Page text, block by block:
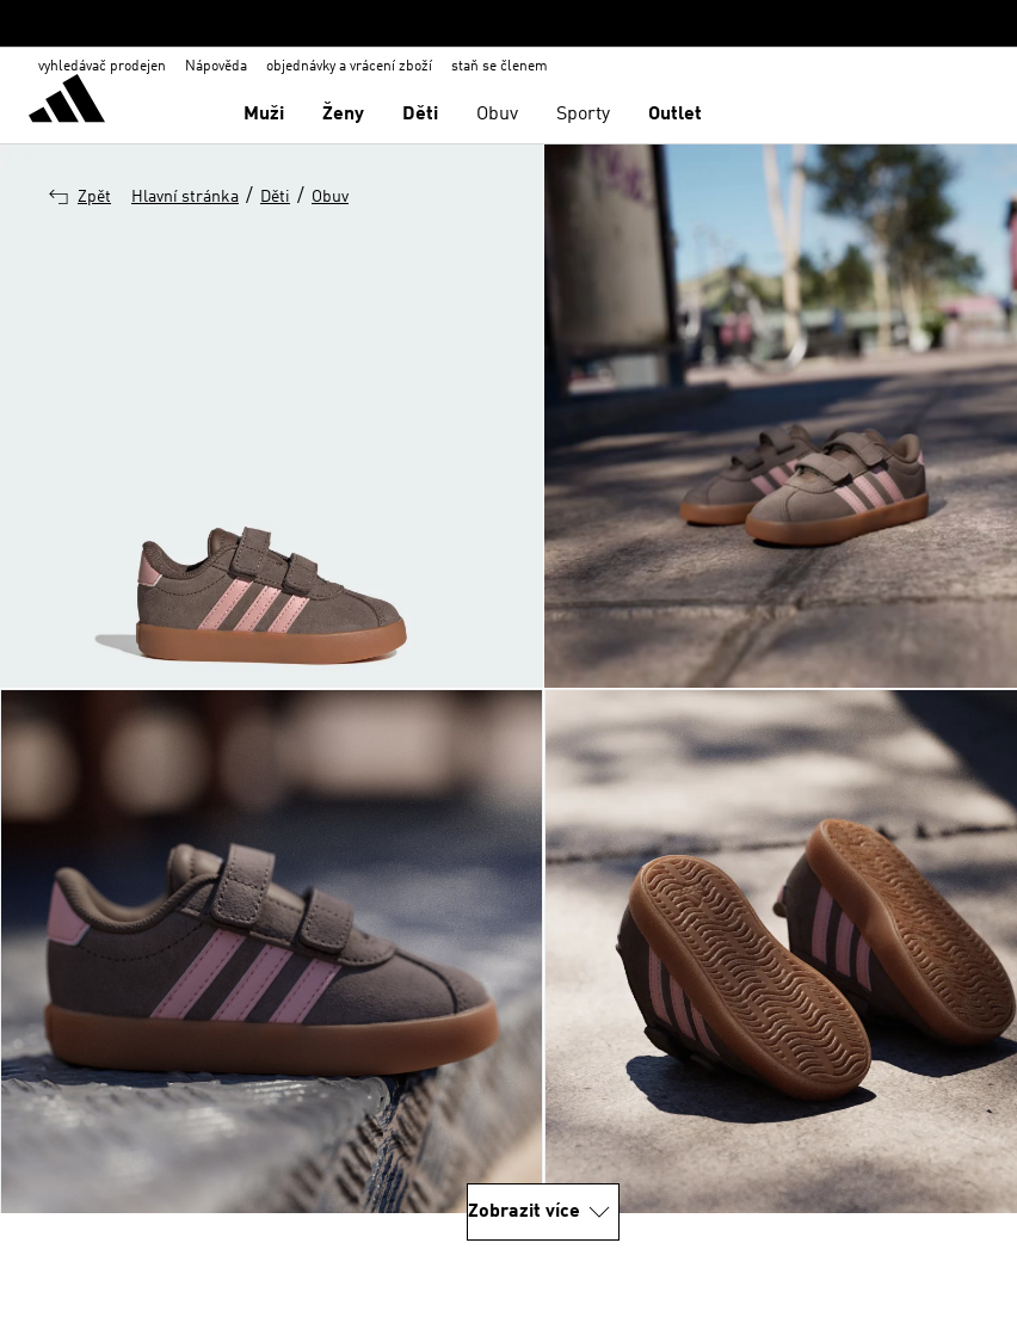
vyhledávač prodejen Nápověda objednávky a vrácení zboží staň se členem
Muži Ženy Děti Obuv Sporty Outlet
Zpět Hlavní stránka / Děti / Obuv
Zobrazit více